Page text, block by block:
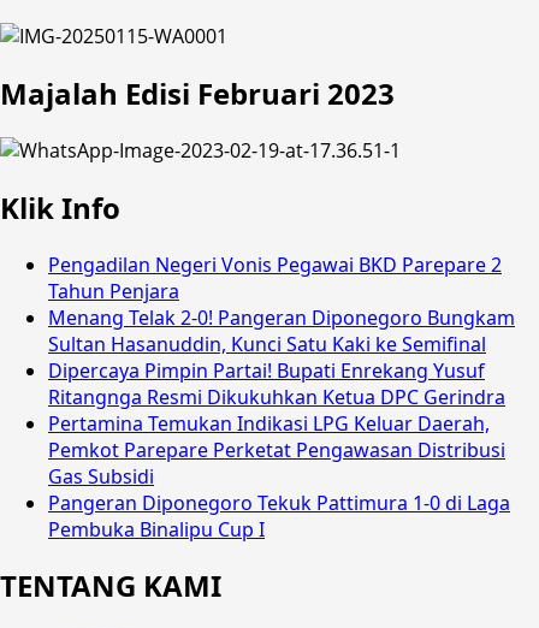
Majalah Edisi Februari 2023
Klik Info
Pengadilan Negeri Vonis Pegawai BKD Parepare 2
Tahun Penjara
Menang Telak 2-0! Pangeran Diponegoro Bungkam
Sultan Hasanuddin, Kunci Satu Kaki ke Semifinal
Dipercaya Pimpin Partai! Bupati Enrekang Yusuf
Ritangnga Resmi Dikukuhkan Ketua DPC Gerindra
Pertamina Temukan Indikasi LPG Keluar Daerah,
Pemkot Parepare Perketat Pengawasan Distribusi
Gas Subsidi
Pangeran Diponegoro Tekuk Pattimura 1-0 di Laga
Pembuka Binalipu Cup I
TENTANG KAMI